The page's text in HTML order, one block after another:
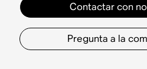
Contactar con
Pregunta a la